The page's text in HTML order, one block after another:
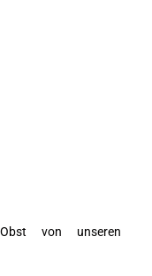
von unseren